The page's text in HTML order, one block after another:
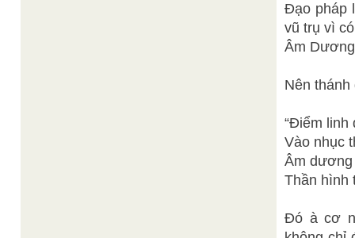
Đạo pháp
vũ trụ vì
Âm
Nên thánh
“Điểm
Vào nhục
Âm
Thần hình
Đó à cơ